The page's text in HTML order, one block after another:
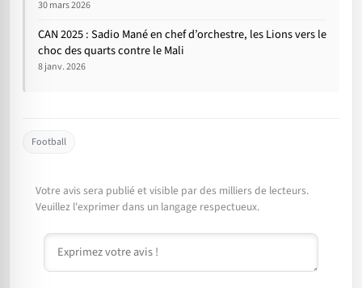
30 mars 2026
CAN 2025 : Sadio Mané en chef d’orchestre, les Lions vers le
choc des quarts contre le Mali
8 janv. 2026
Football
Votre avis sera publié et visible par des milliers de lecteurs.
Veuillez l'exprimer dans un langage respectueux.
Commentaire